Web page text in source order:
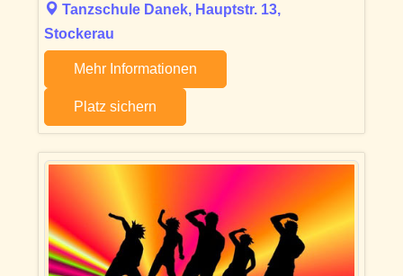
Tanzschule Danek, Hauptstr. 13,
Stockerau
Mehr Informationen
Platz sichern